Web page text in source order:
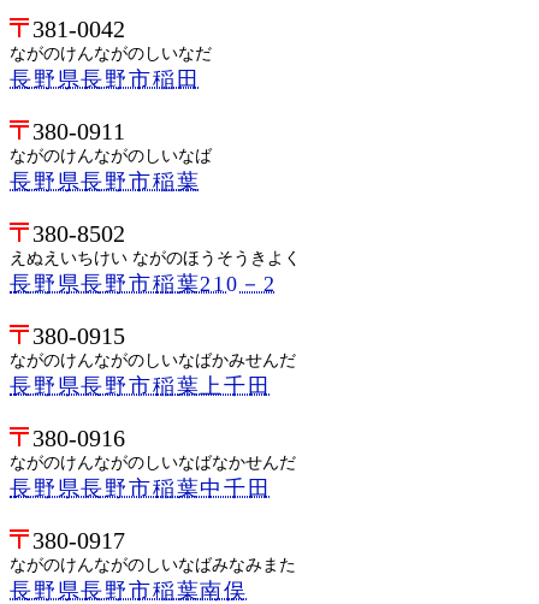
381-0042
ながのけんながのしいなだ
長野県長野市稲田
380-0911
ながのけんながのしいなば
長野県長野市稲葉
380-8502
えぬえいちけい ながのほうそうきよく
長野県長野市稲葉210－2
380-0915
ながのけんながのしいなばかみせんだ
長野県長野市稲葉上千田
380-0916
ながのけんながのしいなばなかせんだ
長野県長野市稲葉中千田
380-0917
ながのけんながのしいなばみなみまた
長野県長野市稲葉南俣